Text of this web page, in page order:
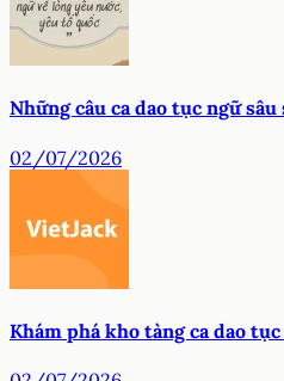
Những câu ca dao tục ngữ
02/07/2026
Khám phá kho tàng ca dao